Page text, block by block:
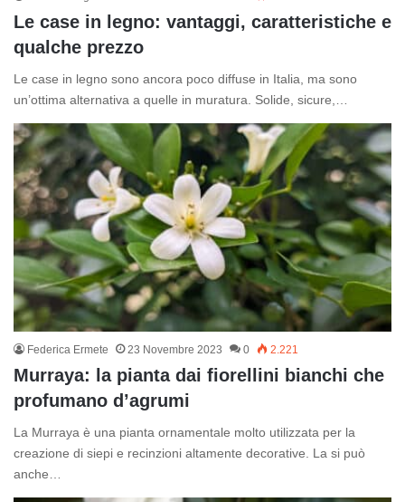
Le case in legno: vantaggi, caratteristiche e
qualche prezzo
Le case in legno sono ancora poco diffuse in Italia, ma sono
un’ottima alternativa a quelle in muratura. Solide, sicure,…
Federica Ermete 23 Novembre 2023 0 2.221
Murraya: la pianta dai fiorellini bianchi che
profumano d’agrumi
La Murraya è una pianta ornamentale molto utilizzata per la
creazione di siepi e recinzioni altamente decorative. La si può
anche…